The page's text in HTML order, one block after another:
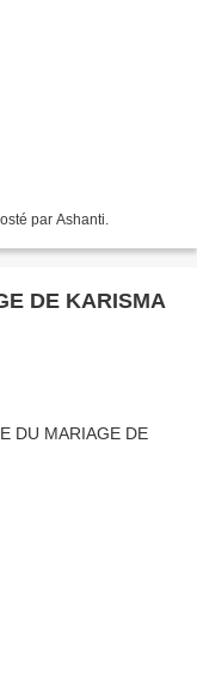
par Ashanti.
DE KARISMA